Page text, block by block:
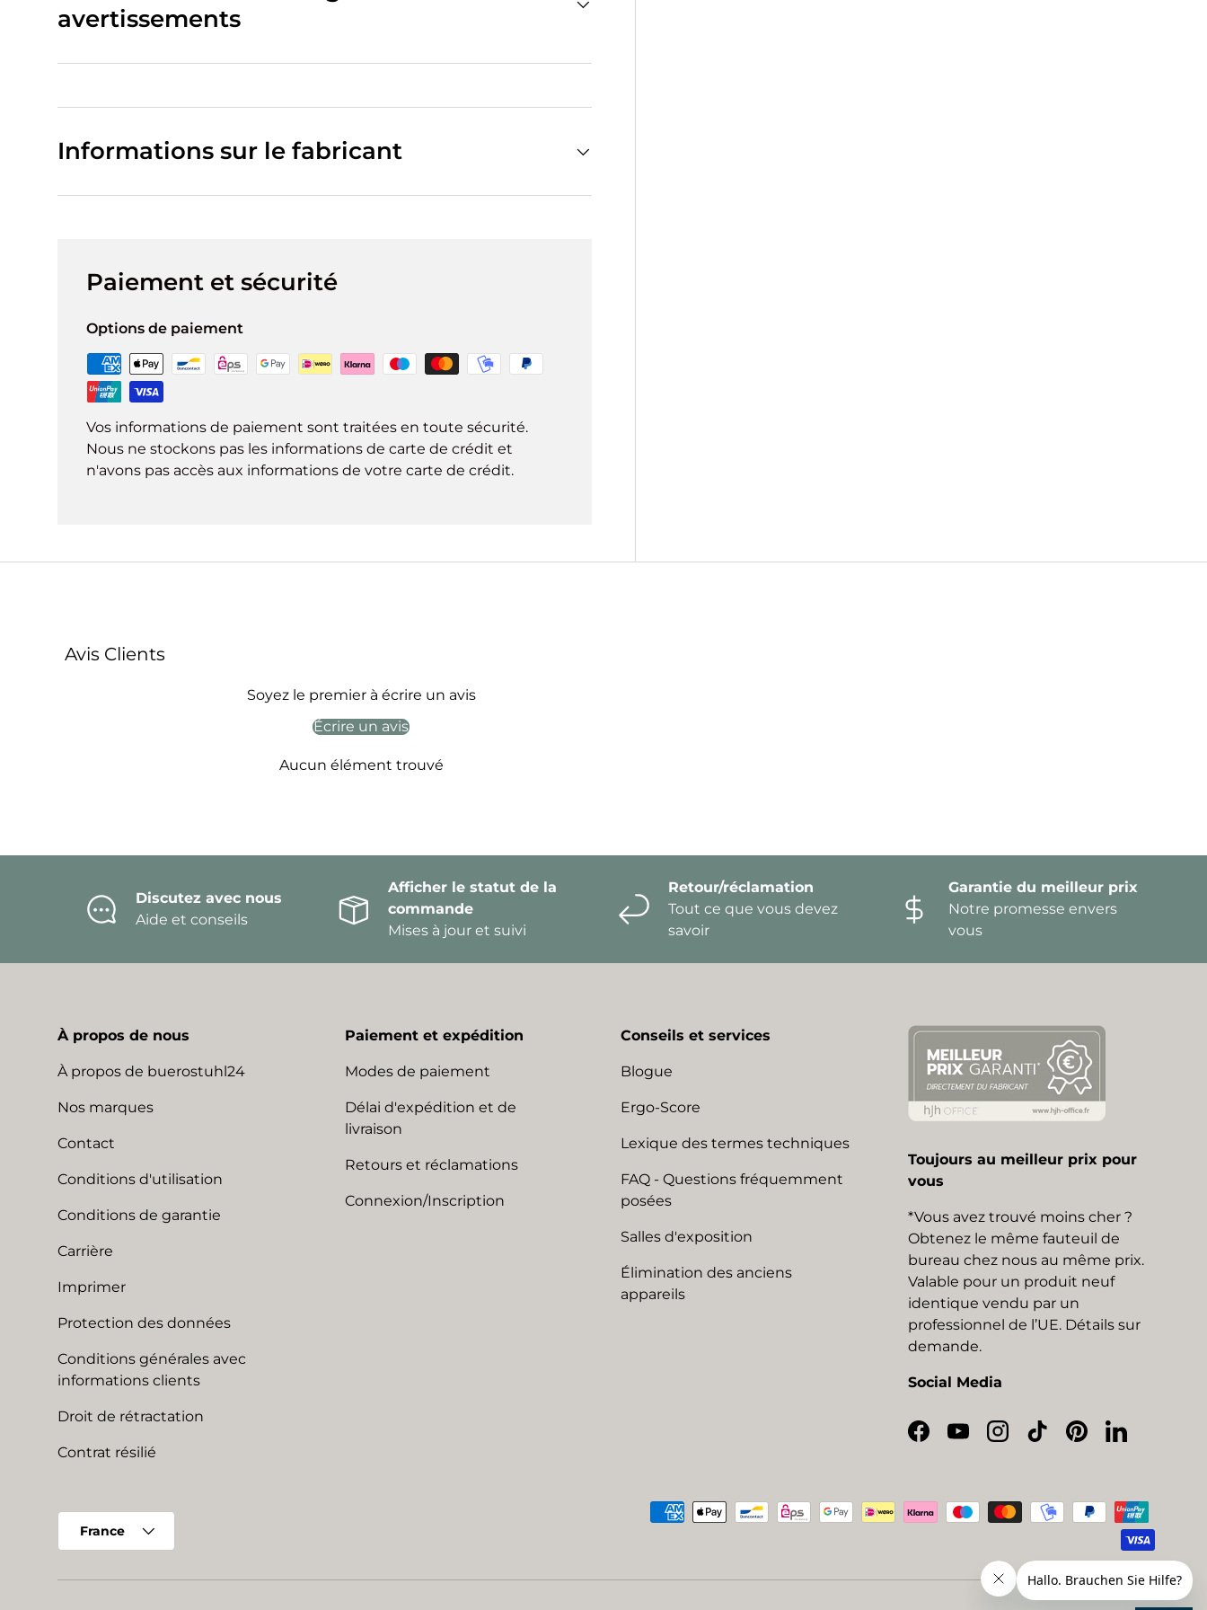
avertissements
Informations sur le fabricant
Paiement et sécurité
Options de paiement
Vos informations de paiement sont traitées en toute sécurité.
Nous ne stockons pas les informations de carte de crédit et
n'avons pas accès aux informations de votre carte de crédit.
Avis Clients
Soyez le premier à écrire un avis
Écrire un avis
Aucun élément trouvé
Discutez avec nous
Aide et conseils
Afficher le statut de la
commande
Mises à jour et suivi
Retour/réclamation
Tout ce que vous devez
savoir
Garantie du meilleur prix
Notre promesse envers
vous
À propos de nous
À propos de buerostuhl24
Nos marques
Contact
Conditions d'utilisation
Conditions de garantie
Carrière
Imprimer
Protection des données
Conditions générales avec
informations clients
Droit de rétractation
Contrat résilié
Paiement et expédition
Modes de paiement
Délai d'expédition et de
livraison
Retours et réclamations
Connexion/Inscription
Conseils et services
Blogue
Ergo-Score
Lexique des termes techniques
FAQ - Questions fréquemment
posées
Salles d'exposition
Élimination des anciens
appareils
Toujours au meilleur prix pour
vous
*Vous avez trouvé moins cher ?
Obtenez le même fauteuil de
bureau chez nous au même prix.
Valable pour un produit neuf
identique vendu par un
professionnel de l’UE. Détails sur
demande.
Social Media
Facebook
YouTubeInstagram
TikTokPinterestLinkedIn
Moyens de paiement acceptés
France